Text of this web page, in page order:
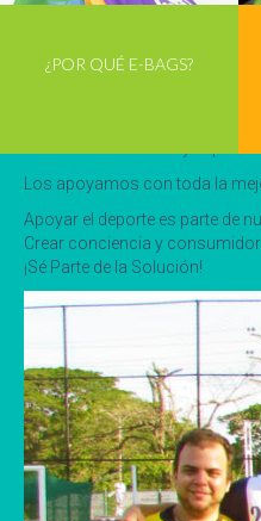
¿POR QUÉ E-BAGS?
Es para
Los apoyamos con toda la
Apoyar el deporte es parte de
Crear conciencia y
¡Sé Parte de la Solución!